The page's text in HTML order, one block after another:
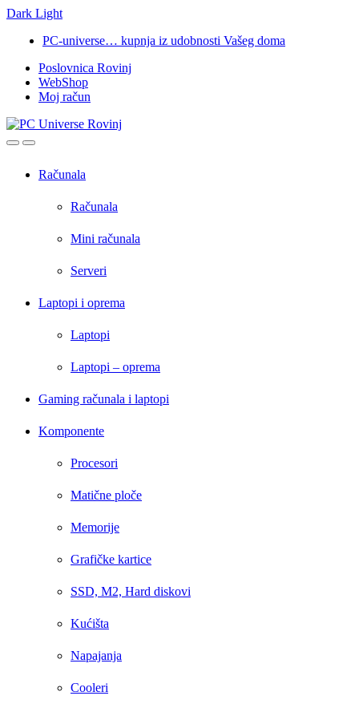
Dark Light
navigation
content
PC-universe… kupnja iz udobnosti Vašeg doma
Poslovnica Rovinj
WebShop
Moj račun
OpenClose
Računala
Računala
Mini računala
Serveri
Laptopi i oprema
Laptopi
Laptopi – oprema
Gaming računala i laptopi
Komponente
Procesori
Matične ploče
Memorije
Grafičke kartice
SSD, M2, Hard diskovi
Kućišta
Napajanja
Cooleri